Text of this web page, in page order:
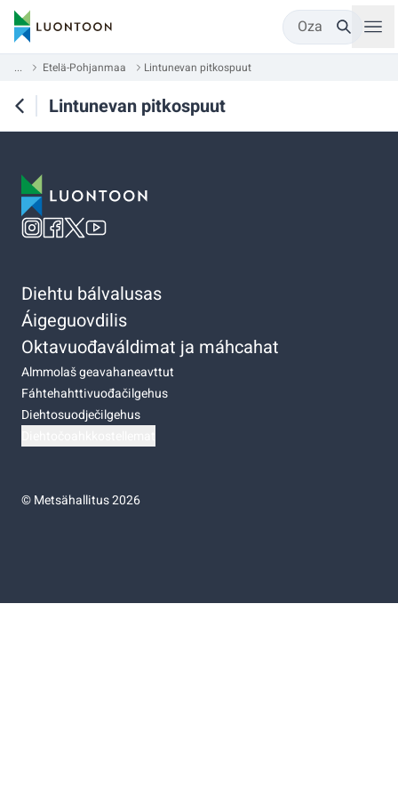
Oza
... Etelä-Pohjanmaa Lintunevan pitkospuut
Lintunevan pitkospuut
Diehtu bálvalusas
Áigeguovdilis
Oktavuođaváldimat ja máhcahat
Almmolaš geavahaneavttut
Fáhtehahttivuođačilgehus
Diehtosuodječilgehus
©Metsähallitus 2026